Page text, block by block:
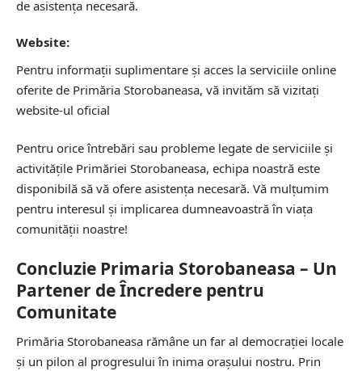
de asistența necesară.
Website:
Pentru informații suplimentare și acces la serviciile online
oferite de Primăria Storobaneasa, vă invităm să vizitați
website-ul oficial
Pentru orice întrebări sau probleme legate de serviciile și
activitățile Primăriei Storobaneasa, echipa noastră este
disponibilă să vă ofere asistența necesară. Vă mulțumim
pentru interesul și implicarea dumneavoastră în viața
comunității noastre!
Concluzie Primaria Storobaneasa – Un
Partener de Încredere pentru
Comunitate
Primăria Storobaneasa rămâne un far al democrației locale
și un pilon al progresului în inima orașului nostru. Prin